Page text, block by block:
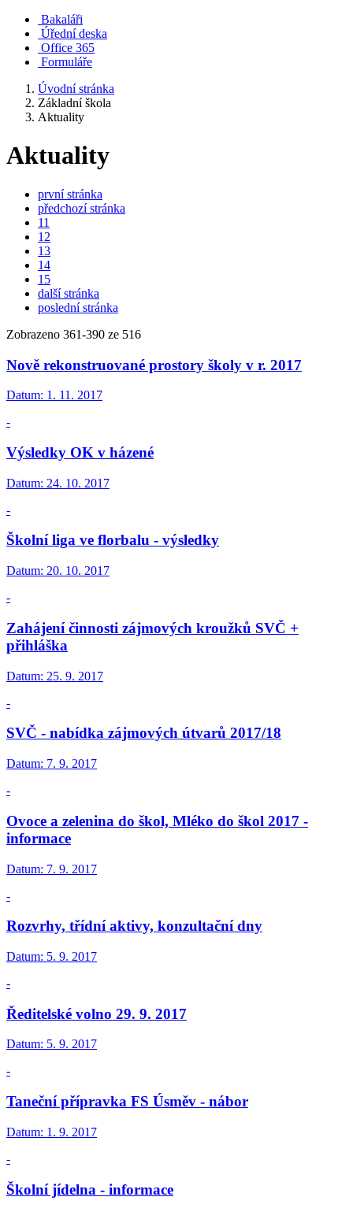
Bakaláři
Úřední deska
Office 365
Formuláře
Úvodní stránka
Základní škola
Aktuality
Aktuality
první stránka
předchozí stránka
11
12
13
14
15
další stránka
poslední stránka
Zobrazeno 361-390 ze 516
Nově rekonstruované prostory školy v r. 2017
Datum: 1. 11. 2017
-
Výsledky OK v házené
Datum: 24. 10. 2017
-
Školní liga ve florbalu - výsledky
Datum: 20. 10. 2017
-
Zahájení činnosti zájmových kroužků SVČ +
přihláška
Datum: 25. 9. 2017
-
SVČ - nabídka zájmových útvarů 2017/18
Datum: 7. 9. 2017
-
Ovoce a zelenina do škol, Mléko do škol 2017 -
informace
Datum: 7. 9. 2017
-
Rozvrhy, třídní aktivy, konzultační dny
Datum: 5. 9. 2017
-
Ředitelské volno 29. 9. 2017
Datum: 5. 9. 2017
-
Taneční přípravka FS Úsměv - nábor
Datum: 1. 9. 2017
-
Školní jídelna - informace